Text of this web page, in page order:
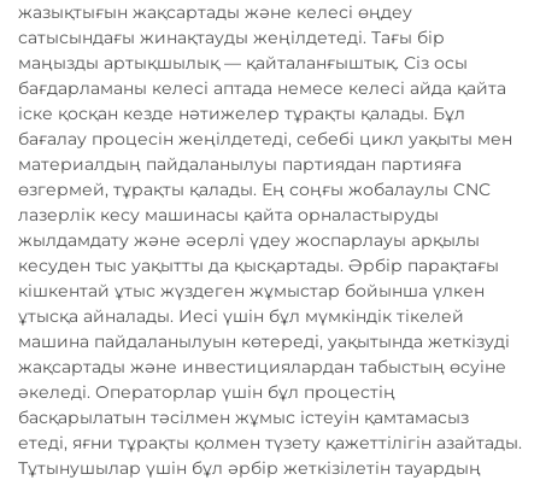
жазықтығын жақсартады және келесі өңдеу
сатысындағы жинақтауды жеңілдетеді. Тағы бір
маңызды артықшылық — қайталанғыштық. Сіз осы
бағдарламаны келесі аптада немесе келесі айда қайта
іске қосқан кезде нәтижелер тұрақты қалады. Бұл
бағалау процесін жеңілдетеді, себебі цикл уақыты мен
материалдың пайдаланылуы партиядан партияға
өзгермей, тұрақты қалады. Ең соңғы жобалаулы CNC
лазерлік кесу машинасы қайта орналастыруды
жылдамдату және әсерлі үдеу жоспарлауы арқылы
кесуден тыс уақытты да қысқартады. Әрбір парақтағы
кішкентай ұтыс жүздеген жұмыстар бойынша үлкен
ұтысқа айналады. Иесі үшін бұл мүмкіндік тікелей
машина пайдаланылуын көтереді, уақытында жеткізуді
жақсартады және инвестициялардан табыстың өсуіне
әкеледі. Операторлар үшін бұл процестің
басқарылатын тәсілмен жұмыс істеуін қамтамасыз
етеді, яғни тұрақты қолмен түзету қажеттілігін азайтады.
Тұтынушылар үшін бұл әрбір жеткізілетін тауардың